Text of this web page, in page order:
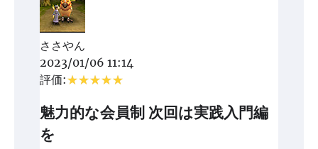
ささやん
2023/01/06 11:14
評価:
魅力的な会員制 次回は実践入門編
を